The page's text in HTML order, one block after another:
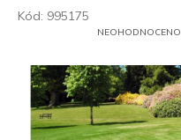
Kód: 995175
PRŮMĚRNÉ
JE
0,0
Z
5
HVĚZDIČEK.
NEOHODNOCENO